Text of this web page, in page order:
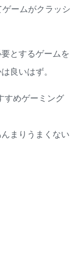
ームがクラッシ
とするゲームを
良いはず。
すめゲーミング
まりうまくない